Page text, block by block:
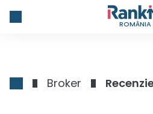
ROMÂNIA
Broker